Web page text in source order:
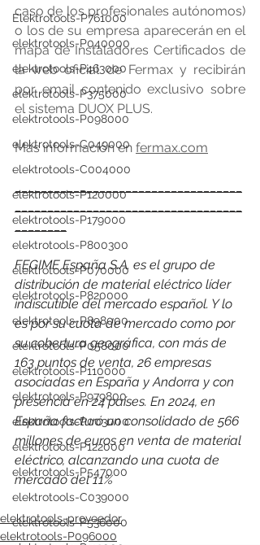
Elektrotools-P761000
elektrotools-P040000
elektrotools-P463000
elektrotools-P375000
elektrotools-P098000
elektrotools-C049000
elektrotools-C004000
elektrotools-P120000
elektrotools-P179000
elektrotools-P800300
elektrotools-P070000
elektrotools-P820000
elektrotools-P898000
elektrotools-P058000
elektrotools-P110000
elektrotools-P979800
elektrotools-P003000
elektrotools-P122000
elektrotools-P547000
elektrotools-C039000
elektrotools-P536000
caso de los profesionales autónomos)
o los de su empresa aparecerán en el
mapa de Instaladores Certificados de
la web oficial de Fermax y recibirán
por email contenido exclusivo sobre
el sistema DUOX PLUS.
Más información en fermax.com
___________________________________
________
FEGIME España S.A. es el grupo de
distribución de material eléctrico líder
indiscutible del mercado español. Y lo
es por su cuota de mercado como por
su cobertura geográfica, con más de
163 puntos de venta, 26 empresas
asociadas en España y Andorra y con
presencia en 24 países. En 2024, en
España facturó un consolidado de 566
millones de euros en venta de material
eléctrico, alcanzando una cuota de
mercado del 11%
elektrotools-proveedor
elektrotools-P096000